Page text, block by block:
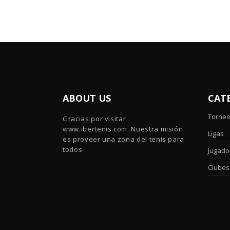
ABOUT US
Gracias por visitar
www.ibertenis.com. Nuestra misión
es proveer una zona del tenis para
todos
Ligas
Clubes